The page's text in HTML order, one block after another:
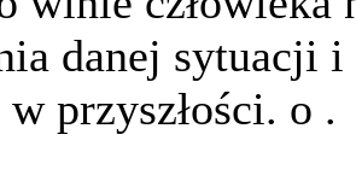
danej sytuacji
przyszłości. o .